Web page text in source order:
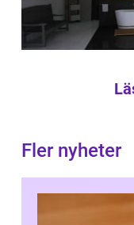
Fler nyheter